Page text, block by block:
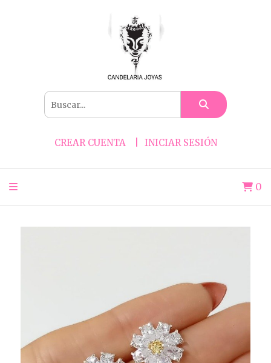
CREAR CUENTA INICIAR SESIÓN
0